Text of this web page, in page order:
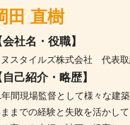
田 直樹
会社名・役職】
ヌスタイルズ株式会社 代表
自己紹介・略歴】
年間現場監督として様々な建
までの経験と失敗を活かし